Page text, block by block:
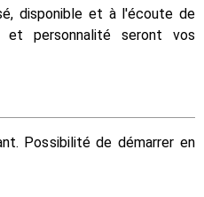
disponible et à l'écoute de
personnalité seront vos
Possibilité de démarrer en